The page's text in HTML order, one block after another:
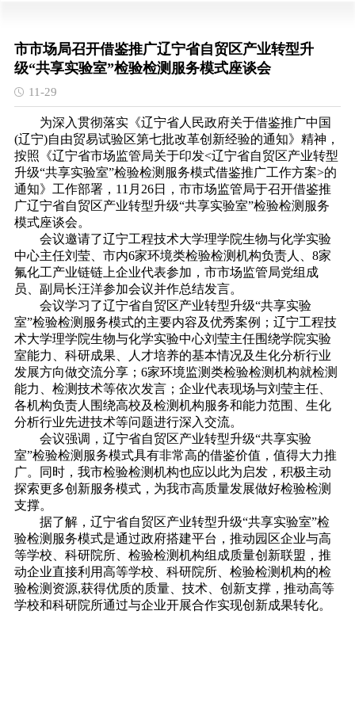
市市场局召开借鉴推广辽宁省自贸区产业转型升
级“共享实验室”检验检测服务模式座谈会
11-29
为深入贯彻落实《辽宁省人民政府关于借鉴推广中国
(辽宁)自由贸易试验区第七批改革创新经验的通知》精神，
按照《辽宁省市场监管局关于印发<辽宁省自贸区产业转型
升级“共享实验室”检验检测服务模式借鉴推广工作方案>的
通知》工作部署，11月26日，市市场监管局于召开借鉴推
广辽宁省自贸区产业转型升级“共享实验室”检验检测服务
模式座谈会。
会议邀请了辽宁工程技术大学理学院生物与化学实验
中心主任刘莹、市内6家环境类检验检测机构负责人、8家
氟化工产业链链上企业代表参加，市市场监管局党组成
员、副局长汪洋参加会议并作总结发言。
会议学习了辽宁省自贸区产业转型升级“共享实验
室”检验检测服务模式的主要内容及优秀案例；辽宁工程技
术大学理学院生物与化学实验中心刘莹主任围绕学院实验
室能力、科研成果、人才培养的基本情况及生化分析行业
发展方向做交流分享；6家环境监测类检验检测机构就检测
能力、检测技术等依次发言；企业代表现场与刘莹主任、
各机构负责人围绕高校及检测机构服务和能力范围、生化
分析行业先进技术等问题进行深入交流。
会议强调，辽宁省自贸区产业转型升级“共享实验
室”检验检测服务模式具有非常高的借鉴价值，值得大力推
广。同时，我市检验检测机构也应以此为启发，积极主动
探索更多创新服务模式，为我市高质量发展做好检验检测
支撑。
据了解，辽宁省自贸区产业转型升级“共享实验室”检
验检测服务模式是通过政府搭建平台，推动园区企业与高
等学校、科研院所、检验检测机构组成质量创新联盟，推
动企业直接利用高等学校、科研院所、检验检测机构的检
验检测资源,获得优质的质量、技术、创新支撑，推动高等
学校和科研院所通过与企业开展合作实现创新成果转化。